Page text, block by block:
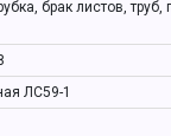
брак листов, труб,
ЛС59-1